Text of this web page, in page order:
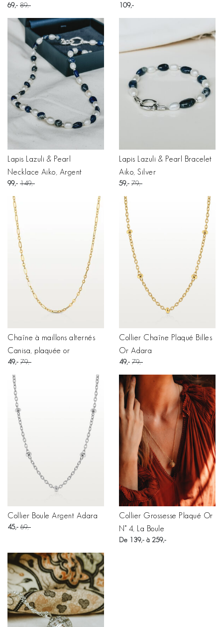
69 89 109
Lapis Lazuli & Pearl
Necklace Aiko, Argent
99 149
Lapis Lazuli & Pearl Bracelet
Aiko, Silver
59 79
Chaîne à maillons alternés
Canisa, plaquée or
49 79
Collier Chaîne Plaqué Billes
Or Adara
49 79
Collier Boule Argent Adara
45 69
Collier Grossesse Plaqué Or
N° 4, La Boule
De 139,- à 259,-